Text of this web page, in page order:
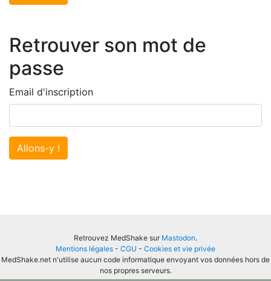
Retrouver son mot de
passe
Email d'inscription
Allons-y !
Retrouvez MedShake sur Mastodon.
Mentions légales - CGU - Cookies et vie privée
MedShake.net n'utilise aucun code informatique envoyant vos données hors de
nos propres serveurs.